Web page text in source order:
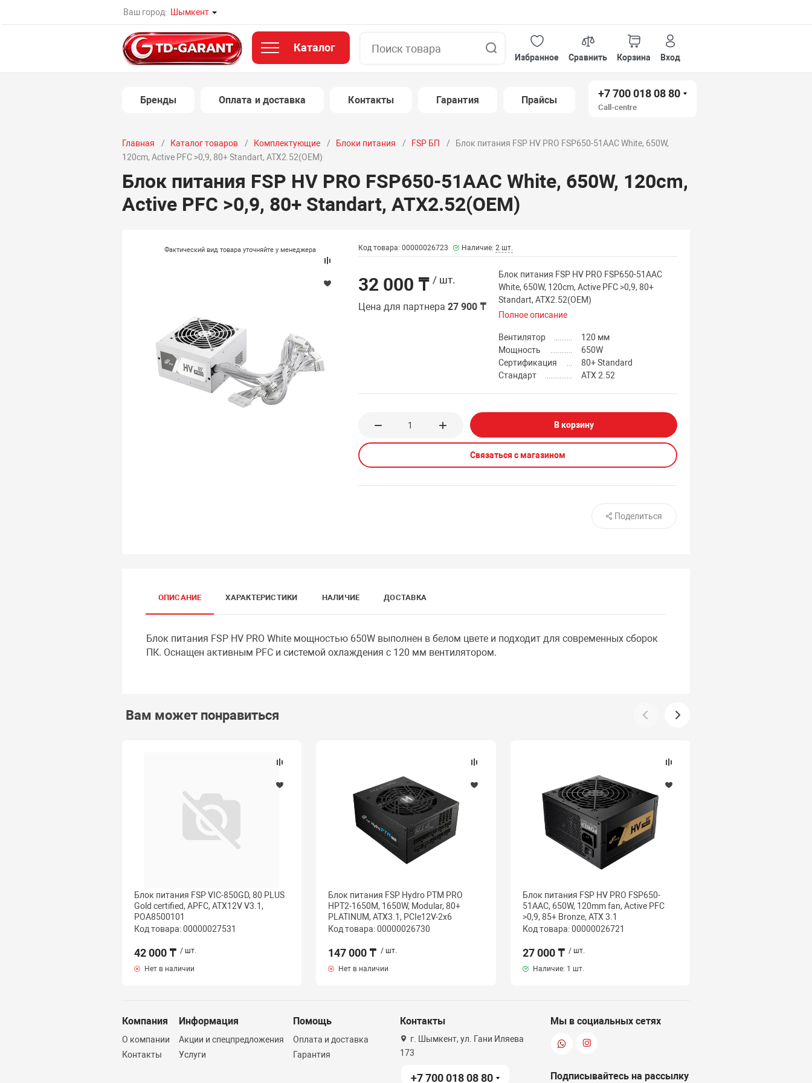
Ваш город: Шымкент
Каталог
Избранное
Сравнить Корзина Вход
Бренды Оплата и доставка Контакты Гарантия Прайсы
+7 700 018 08 80
Call-centre
Главная Каталог товаров Комплектующие Блоки питания FSP БП
Блок питания FSP HV PRO FSP650-51AAC White, 650W,
120cm, Active PFC >0,9, 80+ Standart, ATX2.52(OEM)
Блок питания FSP HV PRO FSP650-51AAC White, 650W, 120cm,
Active PFC >0,9, 80+ Standart, ATX2.52(OEM)
Фактический вид товара уточняйте у менеджера Код товара: 00000026723 Наличие: 2 шт.
32 000 ₸ / шт.
Цена для партнера27 900 ₸
Блок питания FSP HV PRO FSP650-51AAC
White, 650W, 120cm, Active PFC >0,9, 80+
Standart, ATX2.52(OEM)
Полное описание
Вентилятор
120 мм
Мощность
650W
Сертификация
80+ Standard
Стандарт
ATX 2.52
В корзину
Связаться с магазином
Поделиться
ОПИСАНИЕ ХАРАКТЕРИСТИКИ НАЛИЧИЕ ДОСТАВКА
Блок питания FSP HV PRO White мощностью 650W выполнен в белом цвете и подходит для современных сборок
ПК. Оснащен активным PFC и системой охлаждения с 120 мм вентилятором.
Вам может понравиться
Блок питания FSP VIC-850GD, 80 PLUS
Gold certified, APFC, ATX12V V3.1,
POA8500101
Код товара: 00000027531
42 000 ₸ / шт.
Нет в наличии
Блок питания FSP Hydro PTM PRO
HPT2-1650M, 1650W, Modular, 80+
PLATINUM, ATX3.1, PCIe12V-2x6
Код товара: 00000026730
147 000 ₸ / шт.
Нет в наличии
Блок питания FSP HV PRO FSP650-
51AAC, 650W, 120mm fan, Active PFC
>0,9, 85+ Bronze, ATX 3.1
Код товара: 00000026721
27 000 ₸ / шт.
Наличие: 1 шт.
Компания
О компании
Контакты
Информация
Акции и спецпредложения
Услуги
Помощь
Оплата и доставка
Гарантия
Контакты
г. Шымкент, ул. Гани Иляева
173
+7 700 018 08 80
Мы в социальных сетях
Подписывайтесь на рассылку